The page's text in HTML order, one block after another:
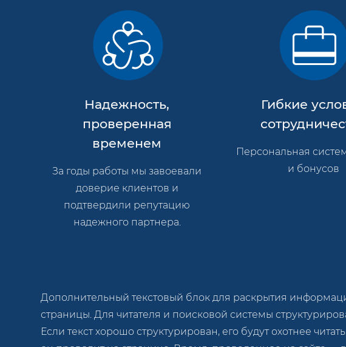
Надежность,
проверенная
временем
За годы работы мы завоевали
доверие клиентов и
подтвердили репутацию
надежного партнера.
Гибкие
Персональная
и бонусов
Дополнительный текстовый блок для раскрытия
страницы. Для читателя и поисковой системы
Если текст хорошо структурирован, его будут охотнее